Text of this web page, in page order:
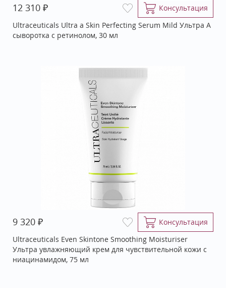
12 310 ₽
Консультация
Ultraceuticals Ultra a Skin Perfecting Serum Mild Ультра A
сыворотка с ретинолом, 30 мл
9 320 ₽
Консультация
Ultraceuticals Even Skintone Smoothing Moisturiser
Ультра увлажняющий крем для чувствительной кожи с
ниацинамидом, 75 мл